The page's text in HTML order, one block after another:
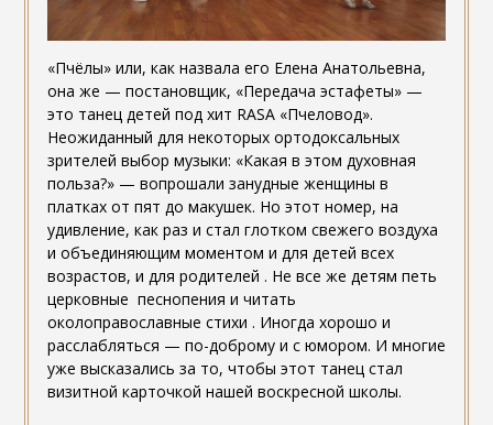
«Пчёлы» или, как назвала его Елена Анатольевна,
она же — постановщик, «Передача эстафеты» —
это танец детей под хит RASA «Пчеловод».
Неожиданный для некоторых ортодоксальных
зрителей выбор музыки: «Какая в этом духовная
польза?» — вопрошали занудные женщины в
платках от пят до макушек. Но этот номер, на
удивление, как раз и стал глотком свежего воздуха
и объединяющим моментом и для детей всех
возрастов, и для родителей . Не все же детям петь
церковные песнопения и читать
околоправославные стихи . Иногда хорошо и
расслабляться — по-доброму и с юмором. И многие
уже высказались за то, чтобы этот танец стал
визитной карточкой нашей воскресной школы.